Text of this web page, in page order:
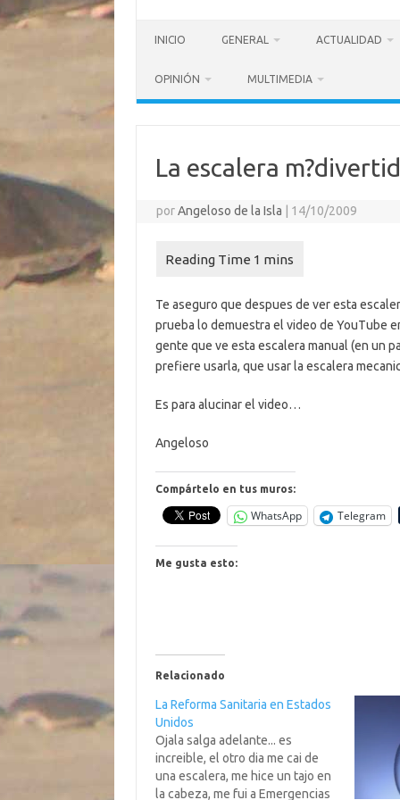
INICIO GENERAL ACTUALIDAD
OPINIÓN MULTIMEDIA
La escalera
porAngeloso de la Isla 14/10/2009
Te aseguro que despues de ver esta
prueba lo demuestra el video de YouTube
gente que ve esta escalera manual (en un
prefiere usarla, que usar la escalera
Es para alucinar el video…
Angeloso
Compártelo en tus muros:
WhatsApp Telegram
Me gusta esto:
Relacionado
La Reforma Sanitaria en Estados
Unidos
Ojala salga adelante... es
increible, el otro dia me cai de
una escalera, me hice un tajo en
la cabeza, me fui a Emergencias